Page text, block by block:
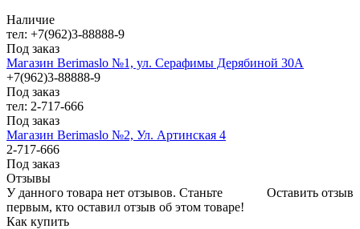
Наличие
тел: +7(962)3-88888-9
Под заказ
Магазин Berimaslo №1, ул. Серафимы Дерябиной 30А
+7(962)3-88888-9
Под заказ
тел: 2-717-666
Под заказ
Магазин Berimaslo №2, Ул. Артинская 4
2-717-666
Под заказ
Отзывы
Оставить отзыв
У данного товара нет отзывов. Станьте
первым, кто оставил отзыв об этом товаре!
Как купить